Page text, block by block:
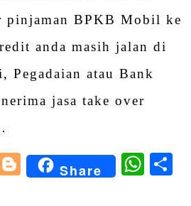
pinjaman BPKB Mobil ke
anda masih jalan di
Pegadaian atau Bank
jasa take over
LinkedIn
Blogger
Share